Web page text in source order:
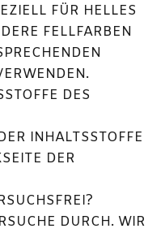
FÜR HELLES
FELLFARBEN
DES
INHALTSSTOFFE
DER
DURCH. WIR